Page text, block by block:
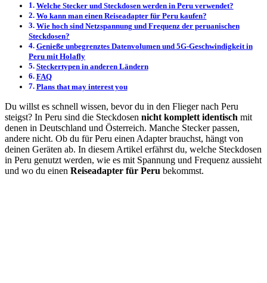
Welche Stecker und Steckdosen werden in Peru verwendet?
Wo kann man einen Reiseadapter für Peru kaufen?
Wie hoch sind Netzspannung und Frequenz der peruanischen
Steckdosen?
Genieße unbegrenztes Datenvolumen und 5G-Geschwindigkeit in
Peru mit Holafly
Steckertypen in anderen Ländern
FAQ
Plans that may interest you
Du willst es schnell wissen, bevor du in den Flieger nach Peru
steigst? In Peru sind die Steckdosen nicht komplett identisch mit
denen in Deutschland und Österreich. Manche Stecker passen,
andere nicht. Ob du für Peru einen Adapter brauchst, hängt von
deinen Geräten ab. In diesem Artikel erfährst du, welche Steckdosen
in Peru genutzt werden, wie es mit Spannung und Frequenz aussieht
und wo du einen Reiseadapter für Peru bekommst.